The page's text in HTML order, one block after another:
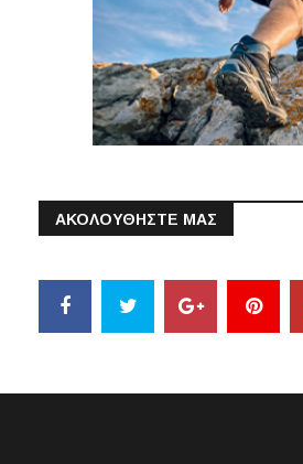
ΑΚΟΛΟΥΘΗΣΤΕ ΜΑΣ